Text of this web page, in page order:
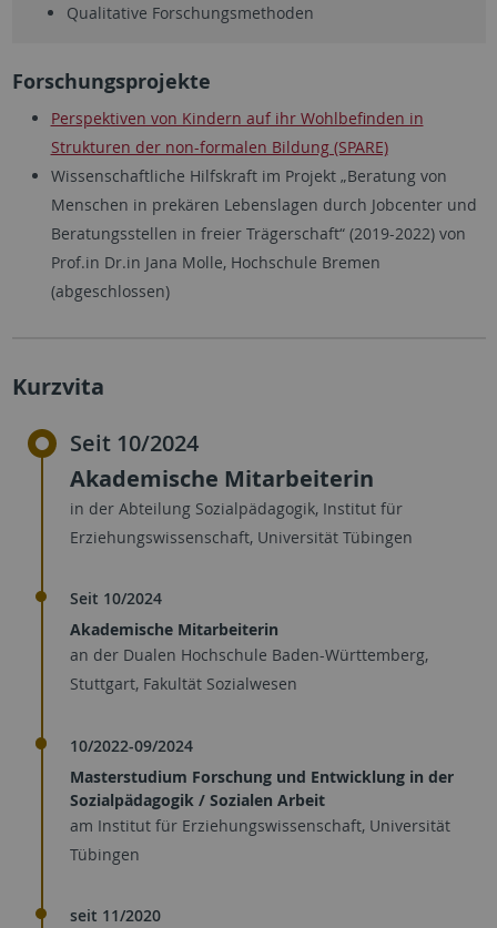
Qualitative Forschungsmethoden
Forschungsprojekte
Perspektiven von Kindern auf ihr Wohlbefinden in
Strukturen der non-formalen Bildung (SPARE)
Wissenschaftliche Hilfskraft im Projekt „Beratung von
Menschen in prekären Lebenslagen durch Jobcenter und
Beratungsstellen in freier Trägerschaft“ (2019-2022) von
Prof.in Dr.in Jana Molle, Hochschule Bremen
(abgeschlossen)
Kurzvita
Seit 10/2024
Akademische Mitarbeiterin
in der Abteilung Sozialpädagogik, Institut für
Erziehungswissenschaft, Universität Tübingen
Seit 10/2024
Akademische Mitarbeiterin
an der Dualen Hochschule Baden-Württemberg,
Stuttgart, Fakultät Sozialwesen
10/2022-09/2024
Masterstudium Forschung und Entwicklung in der
Sozialpädagogik / Sozialen Arbeit
am Institut für Erziehungswissenschaft, Universität
Tübingen
seit 11/2020